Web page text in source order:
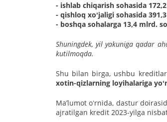
- ishlab chiqarish sohasida
- qishloq xoʻjaligi sohasida
- boshqa sohalarga 13,4 mlrd.
Shuningdek, yil yakuniga qadar
kutilmoqda.
Shu bilan birga, ushbu
xotin-qizlarning loyihalariga
Maʼlumot oʻrnida, dastur
ajratilgan kredit 2023-yilga